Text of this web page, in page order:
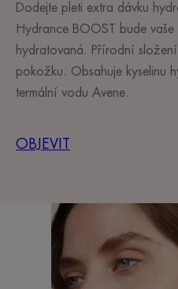
Dodejte pleti extra dávku
Hydrance BOOST bude
hydratovaná. Přírodní
pokožku. Obsahuje kyselinu
termální vodu Avene.
OBJEVIT